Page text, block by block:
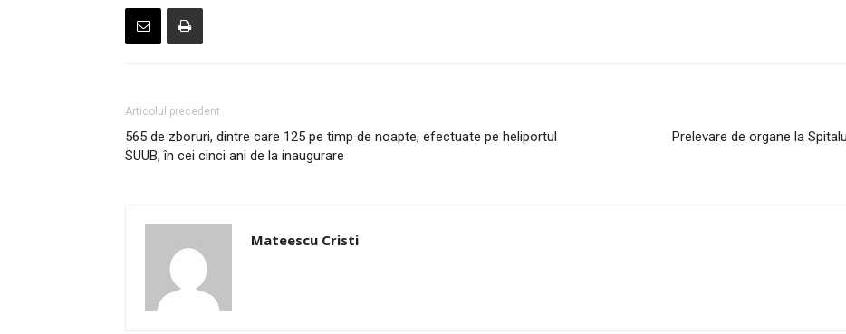
Articolul precedent
565 de zboruri, dintre care 125 pe timp de noapte, efectuate pe heliportul
SUUB, în cei cinci ani de la inaugurare
Prelevare de organe la
Mateescu Cristi